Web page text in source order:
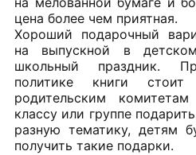
цена более чем приятная.
Хороший подарочный
на выпускной в
школьный праздник.
политике книги
родительским
классу или группе
разную тематику, детям
получить такие подарки.